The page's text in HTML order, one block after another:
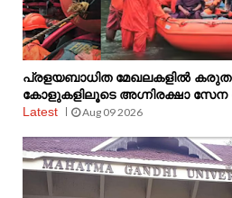
പ്രളയബാധിത മേഖലകളിൽ
കോളുകളിലൂടെ അഗ്നിരക്ഷാ സേന
Latest
Aug 09 2026